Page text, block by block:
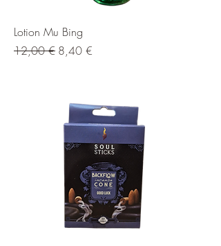
Lotion Mu Bing
Prix original
12,00 € Prix promotionnel
8,40 €